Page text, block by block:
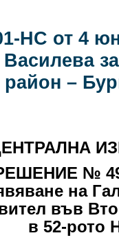
НС от 4
–
№
на
във
в 52-рото